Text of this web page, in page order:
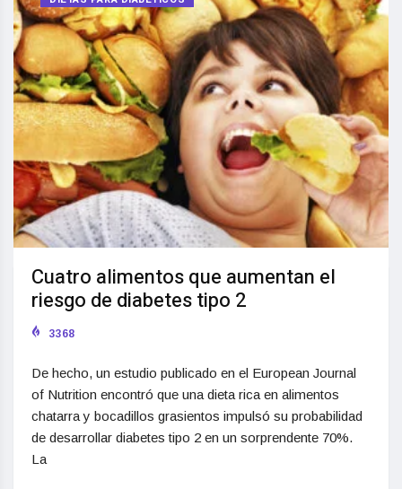
Cuatro alimentos que aumentan el
riesgo de diabetes tipo 2
3368
De hecho, un estudio publicado en el European Journal
of Nutrition encontró que una dieta rica en alimentos
chatarra y bocadillos grasientos impulsó su probabilidad
de desarrollar diabetes tipo 2 en un sorprendente 70%.
La